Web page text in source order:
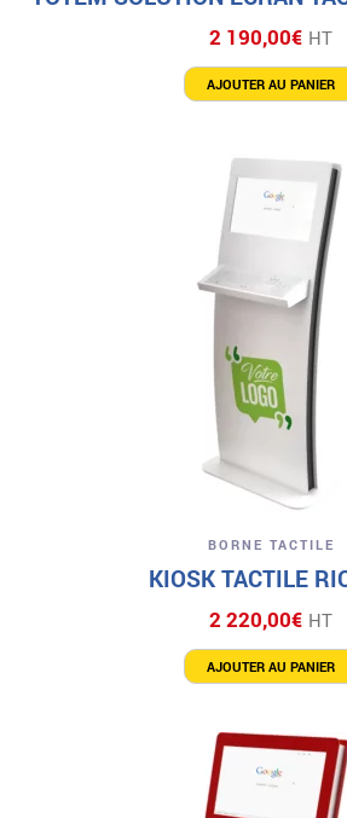
2 190,00€ HT
AJOUTER AU PANIER
BORNE TACTILE
KIOSK TACTILE
2 220,00€ HT
AJOUTER AU PANIER